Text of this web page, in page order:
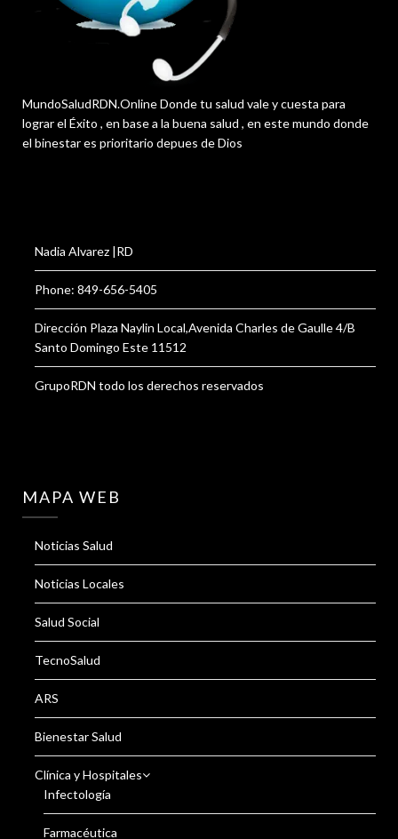
MundoSaludRDN.Online Donde tu salud vale y cuesta para
lograr el Éxito , en base a la buena salud , en este mundo donde
el binestar es prioritario depues de Dios
Nadia Alvarez |RD
Phone: 849-656-5405
Dirección Plaza Naylin Local,Avenida Charles de Gaulle 4/B
Santo Domingo Este 11512
GrupoRDN todo los derechos reservados
MAPA WEB
Noticias Salud
Noticias Locales
Salud Social
TecnoSalud
ARS
Bienestar Salud
Clínica y Hospitales
Infectología
Farmacéutica